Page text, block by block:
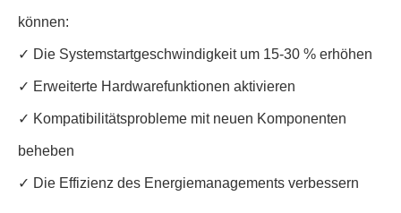
können:
✓ Die Systemstartgeschwindigkeit um 15-30 % erhöhen
✓ Erweiterte Hardwarefunktionen aktivieren
✓ Kompatibilitätsprobleme mit neuen Komponenten
beheben
✓ Die Effizienz des Energiemanagements verbessern